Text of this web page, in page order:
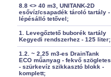
8.8 <> 40 m3, UNITANK-2D
esővíz/csapadék tároló tartály -
lépésálló tetővel;
1. Levegőztető buborék tartály
Kegyedi rendszerhez - 125 liter;
1.2. ~ 2,25 m3-es DrainTank
ECO műanyag - fekvő szögletes
- szürkevíz szikkasztó blokk -
komplett;